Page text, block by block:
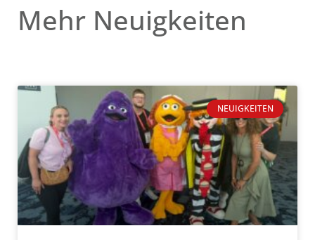
Mehr Neuigkeiten
NEUIGKEITEN